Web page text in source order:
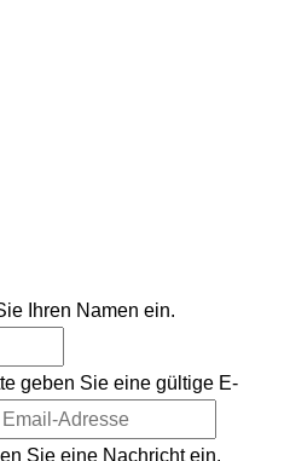
Ihren Namen ein.
geben Sie eine gültige E-
Sie eine Nachricht ein.